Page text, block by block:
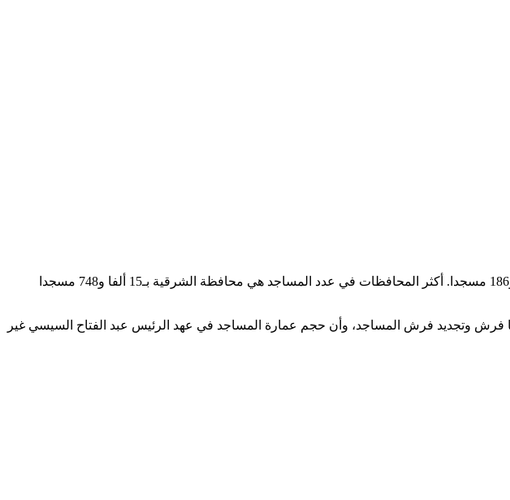
عدد المساجد والزوايا في مصر يصل إلى حوالي 140 ألفا و809 مساجد وزوايا، وتقام صلاة الجمعة في 110 آلاف و186 مسجدا. أكثر المحافظات في عدد المساجد هي محافظة الشرقية بـ15 ألفا و748 مسجدا
المالي الحالي 2022 / 2023م من أفضل الأعوام التي تم فيها فرش وتجديد فرش المساجد، وأن حجم عمارة المساجد في عهد الرئيس عبد الفتاح السيسي غير